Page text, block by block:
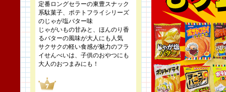
定番ロングセラーの東豊スナック
系駄菓子、ポテトフライシリーズ
のじゃが塩バター味
じゃがいもの甘みと、ほんのり香
るバターの風味が大人にも人気
サクサクの軽い食感が魅力のフラ
イせんべいは、子供のおやつにも
大人のおつまみにも！